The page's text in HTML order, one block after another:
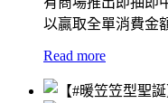
以贏取全單消費金
Read more